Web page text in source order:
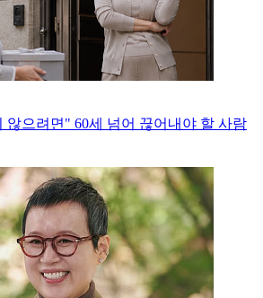
않으려면" 60세 넘어 끊어내야 할 사람